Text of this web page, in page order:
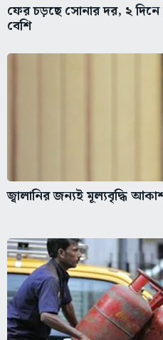
ফের চড়ছে সোনার দর, ২ দিনে
বেশি
জ্বালানির জন্যই মূল্যবৃদ্ধি